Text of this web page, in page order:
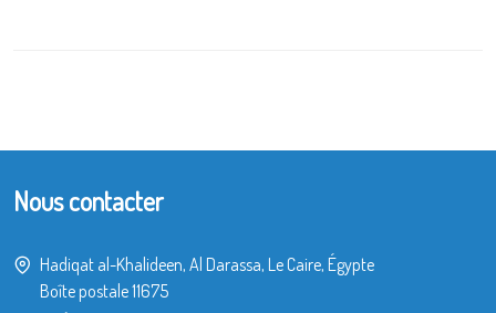
Nous contacter
Hadiqat al-Khalideen, Al Darassa, Le Caire, Égypte
Boîte postale 11675